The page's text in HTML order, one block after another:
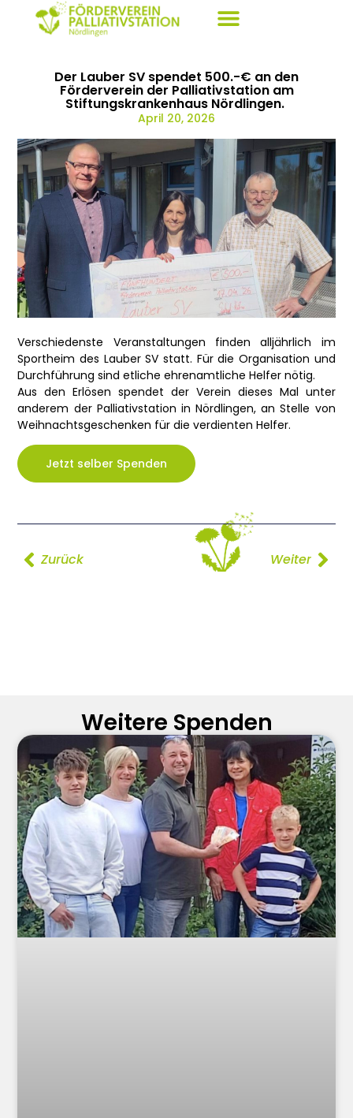
Der Lauber SV spendet 500.-€ an den
Förderverein der Palliativstation am
Stiftungskrankenhaus Nördlingen.
April 20, 2026
Verschiedenste Veranstaltungen finden alljährlich im
Sportheim des Lauber SV statt. Für die Organisation und
Durchführung sind etliche ehrenamtliche Helfer nötig.
Aus den Erlösen spendet der Verein dieses Mal unter
anderem der Palliativstation in Nördlingen, an Stelle von
Weihnachtsgeschenken für die verdienten Helfer.
Jetzt selber Spenden
Zurück Weiter
Weitere Spenden